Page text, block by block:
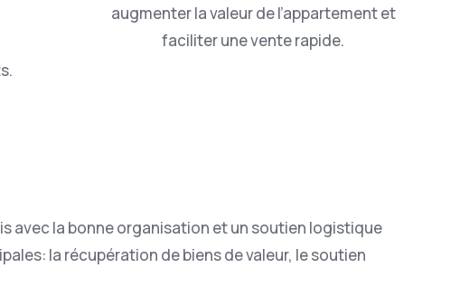
augmenter la valeur de l’appartement et
faciliter une vente rapide.
avec la bonne organisation et un soutien logistique
la récupération de biens de valeur, le soutien